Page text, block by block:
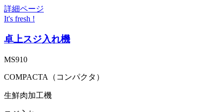
詳細ページ
It's fresh !
卓上スジ入れ機
MS910
COMPACTA（コンパクタ）
生鮮肉加工機